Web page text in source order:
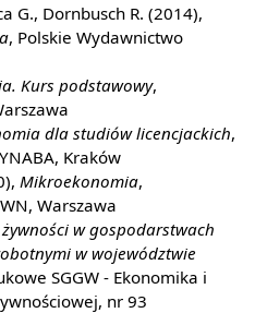
G., Dornbusch R. (2014),
, Polskie Wydawnictwo
Kurs podstawowy,
dla studiów licencjackich,
Kraków
Mikroekonomia,
Warszawa
żywności w gospodarstwach
w województwie
SGGW - Ekonomika i
nr 93